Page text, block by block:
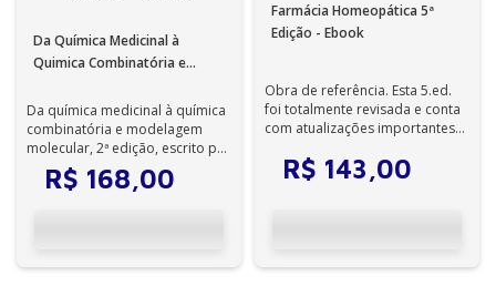
Da Química Medicinal à
Quimica Combinatória e
Edição - Ebook
Da química medicinal à química
combinatória e modelagem
molecular, 2ª edição, escrito por
professores universitários, é ...
R$ 168,00
Farmácia Homeopática 5ª
Edição - Ebook
Obra de referência. Esta 5.ed.
foi totalmente revisada e conta
com atualizações importantes
R$ 143,00